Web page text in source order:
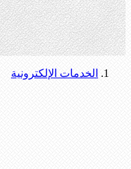
الخدمات الإلكترونية